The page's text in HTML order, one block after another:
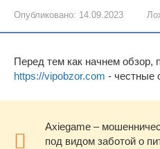
Опубликовано: 14.09.2023
Перед тем как начнем обзор,
https://vipobzor.com - честные
Axiegame –
под видом заботой о